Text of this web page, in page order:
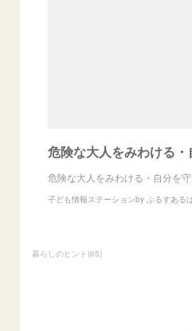
危険な大人をみわける・自分を
子ども情報ステーションby ぷるすある
暮らしのヒント (65)